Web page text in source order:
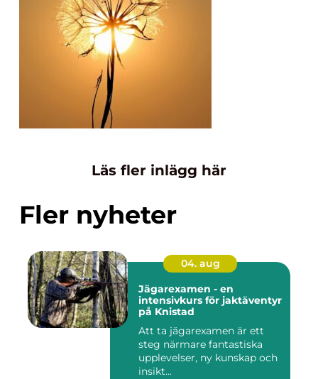
Läs fler inlägg här
Fler nyheter
04. aug
Jägarexamen - en
intensivkurs för jaktäventyr
på Knistad
Att ta jägarexamen är ett
steg närmare fantastiska
upplevelser, ny kunskap och
insikt...